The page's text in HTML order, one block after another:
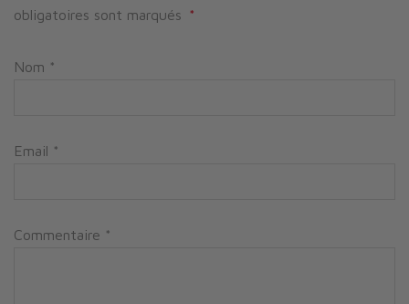
obligatoires sont marqués *
Nom *
Email *
Commentaire *